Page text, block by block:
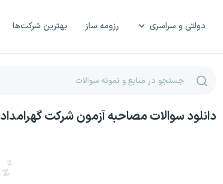
دولتی و سراسری رزومه ساز بهترین شرکت‌ها
دانلود سوالات مصاحبه آزمون شرکت گهرامداد